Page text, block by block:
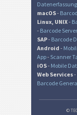
Datenerfassung
macOS-
Linux, UNIX-
- Barcode Server
SAP- Barcode
Android -
App- Scanner
iOS- Mobile
Web Services-
Barcode
©